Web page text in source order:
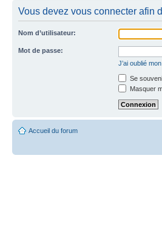
Vous devez vous connecter afin
Nom d’utilisateur:
Mot de passe:
J’ai oublié
Se
Masquer
Accueil du forum